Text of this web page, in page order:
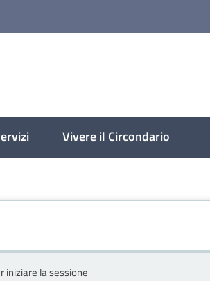
Vivere il Circondario
iniziare la sessione